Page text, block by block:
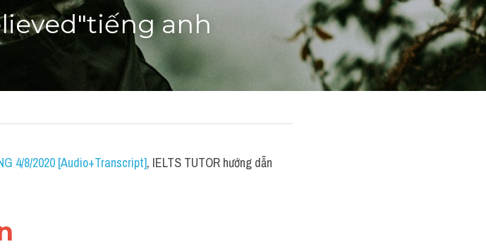
anh
4/8/2020 [Audio+Transcript], IELTS TUTOR hướng dẫn